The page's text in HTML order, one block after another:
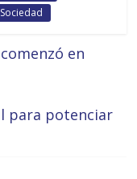
Sociedad
en
para potenciar